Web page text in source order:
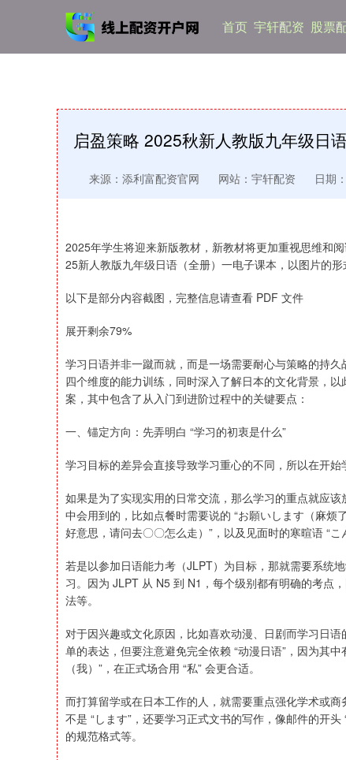
首页 宇轩配资 股票
启盈策略 2025秋新人教版九年级日
来源：添利富配资官网 网站：宇轩配资 日期
2025年学生将迎来新版教材，新教材将更加重视思维和
25新人教版九年级日语（全册）一电子课本，以图片的
以下是部分内容截图，完整信息请查看 PDF 文件
展开剩余79%
学习日语并非一蹴而就，而是一场需要耐心与策略的持
四个维度的能力训练，同时深入了解日本的文化背景，
案，其中包含了从入门到进阶过程中的关键要点：
一、锚定方向：先弄明白 “学习的初衷是什么”
学习目标的差异会直接导致学习重心的不同，所以在开
如果是为了实现实用的日常交流，那么学习的重点就应
中会用到的，比如点餐时需要说的 “お願いします（麻烦
好意思，请问去〇〇怎么走）”，以及见面时的寒暄语 “こ
若是以参加日语能力考（JLPT）为目标，那就需要系统
习。因为 JLPT 从 N5 到 N1，每个级别都有明确的考点
法等。
对于因兴趣或文化原因，比如喜欢动漫、日剧而学习日
单的表达，但要注意避免完全依赖 “动漫日语”，因为其
（我）”，在正式场合用 “私” 会更合适。
而打算留学或在日本工作的人，就需要重点强化学术或
不是 “します”，还要学习正式文书的写作，像邮件的开
的规范格式等。
上证指数 3900.35 21.92 0.57% 深证